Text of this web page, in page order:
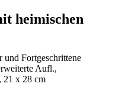
heimischen
und Fortgeschrittene
Aufl.,
21 x 28 cm